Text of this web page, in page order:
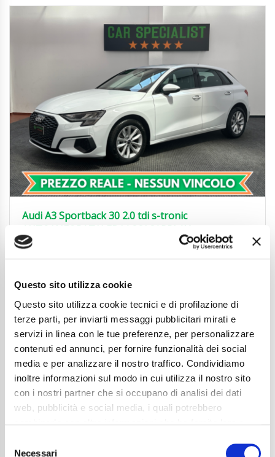
Questo sito utilizza cookie
Questo sito utilizza cookie tecnici e di profilazione di
terze parti, per inviarti messaggi pubblicitari mirati e
servizi in linea con le tue preferenze, per personalizzare
contenuti ed annunci, per fornire funzionalità dei social
media e per analizzare il nostro traffico. Condividiamo
inoltre informazioni sul modo in cui utilizza il nostro sito
con i nostri partner che si occupano di analisi dei dati
web, pubblicità e social media, i quali potrebbero
mera chiusura del banner non comporta l’accettazione
Necessari
Audi A3 Sportback 30 2.0 tdi s-tronic
AUTO|NEOPAT|LED|ACC|CARPLAY
25.850
Chilometraggio
Cambio
Automatico
Normativa Euro
Euro6d-ISC-FCM
Dettaglio